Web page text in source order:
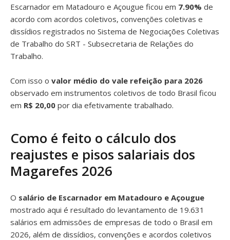
Escarnador em Matadouro e Açougue ficou em 7.90% de
acordo com acordos coletivos, convenções coletivas e
dissídios registrados no Sistema de Negociações Coletivas
de Trabalho do SRT - Subsecretaria de Relações do
Trabalho.
Com isso o valor médio do vale refeição para 2026
observado em instrumentos coletivos de todo Brasil ficou
em R$ 20,00 por dia efetivamente trabalhado.
Como é feito o cálculo dos
reajustes e pisos salariais dos
Magarefes 2026
O salário de Escarnador em Matadouro e Açougue
mostrado aqui é resultado do levantamento de 19.631
salários em admissões de empresas de todo o Brasil em
2026, além de dissídios, convenções e acordos coletivos